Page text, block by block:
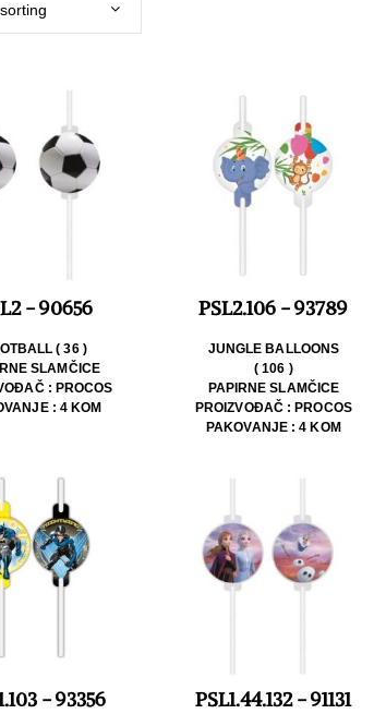
- 90656
( 36 )
SLAMČICE
: PROCOS
: 4 KOM
PSL2.106 - 93789
JUNGLE BALLOONS
( 106 )
PAPIRNE SLAMČICE
PROIZVOĐAČ : PROCOS
PAKOVANJE : 4 KOM
- 93356 PSL1.44.132 - 91131